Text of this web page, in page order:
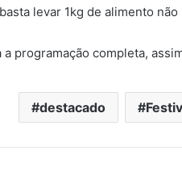
levar 1kg de alimento
programação completa,
destacado